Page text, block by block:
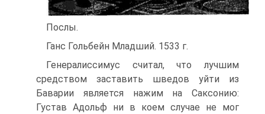
Послы.
Ганс Гольбейн Младший. 1533 г.
Генералиссимус считал, что лучшим
средством за­ставить шведов уйти из
Баварии является нажим на Саксонию:
Густав Адольф ни в коем случае не мог